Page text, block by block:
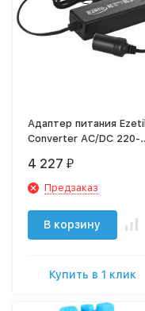
Адаптер питания Ezetil
Converter AC/DC 220-
4 227 ₽
Предзаказ
В корзину
Купить в 1 клик